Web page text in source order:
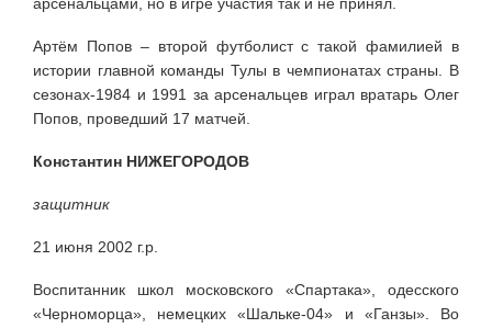
Артём Попов – второй футболист с такой фамилией в
истории главной команды Тулы в чемпионатах страны. В
сезонах-1984 и 1991 за арсенальцев играл вратарь Олег
Попов, проведший 17 матчей.
Константин НИЖЕГОРОДОВ
защитник
21 июня 2002 г.р.
Воспитанник школ московского «Спартака», одесского
«Черноморца», немецких «Шальке-04» и «Ганзы». Во